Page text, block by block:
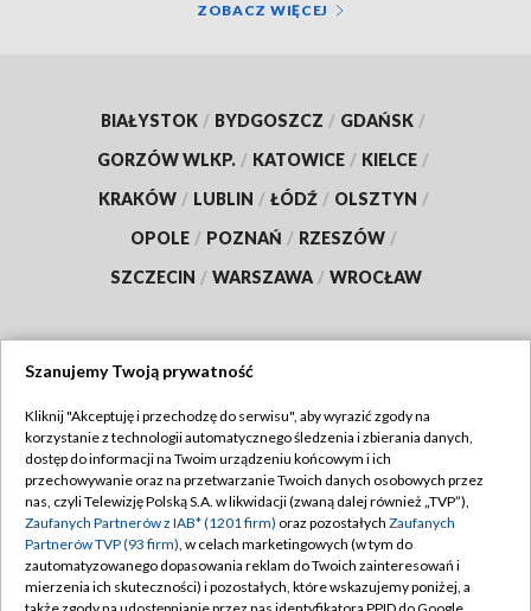
ZOBACZ WIĘCEJ
BIAŁYSTOK / BYDGOSZCZ / GDAŃSK /
GORZÓW WLKP. / KATOWICE / KIELCE /
KRAKÓW / LUBLIN / ŁÓDŹ / OLSZTYN /
OPOLE / POZNAŃ / RZESZÓW /
SZCZECIN / WARSZAWA / WROCŁAW
TVP
Abonament TVP
Emisja w TVP
Centrum informacji TVP
Naziemna Telewizja Cyfrowa
Regulamin TVP
Polityka prywatności
Moje zgody
Pomoc
Szanujemy Twoją prywatność
Kliknij "Akceptuję i przechodzę do serwisu", aby wyrazić zgody na
korzystanie z technologii automatycznego śledzenia i zbierania danych,
dostęp do informacji na Twoim urządzeniu końcowym i ich
przechowywanie oraz na przetwarzanie Twoich danych osobowych przez
nas, czyli Telewizję Polską S.A. w likwidacji (zwaną dalej również „TVP”),
Zaufanych Partnerów z IAB* (1201 firm) oraz pozostałych Zaufanych
Partnerów TVP (93 firm), w celach marketingowych (w tym do
zautomatyzowanego dopasowania reklam do Twoich zainteresowań i
mierzenia ich skuteczności) i pozostałych, które wskazujemy poniżej, a